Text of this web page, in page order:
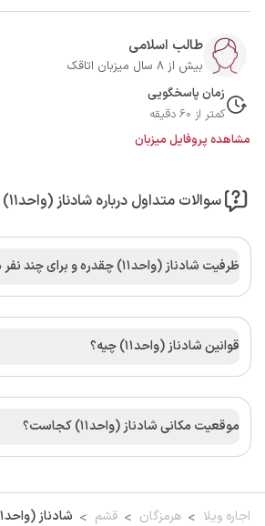
طالب اسلامی
بیش از 8 سال میزبان اتاقک
زمان پاسخگویی
کمتر از 60 دقیقه
مشاهده پروفایل میزبان
سوالات متداول درباره شادناز (واحد11)
ظرفیت شادناز (واحد11) چقدره و برای چند نفر مناسبه؟
قوانین شادناز (واحد11) چیه؟
موقعیت مکانی شادناز (واحد11) کجاست؟
اجاره ویلا هرمزگان قشم شادناز (واحد11)